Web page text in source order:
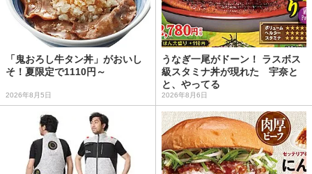
「鬼おろし牛タン丼」がおいし
そ！夏限定で1110円～
2026年8月5日
うなぎ一尾がドーン！ ラスボス
級スタミナ丼が現れた 宇奈と
と、やってる
2026年8月6日